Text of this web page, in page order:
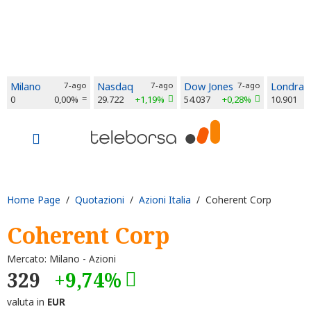
Milano 7-ago
0 0,00%
Nasdaq 7-ago
29.722 +1,19%
Dow Jones 7-ago
54.037 +0,28%
Londra
10.901
Home Page / Quotazioni / Azioni Italia / Coherent Corp
Coherent Corp
Mercato: Milano - Azioni
329 +9,74%
valuta in EUR